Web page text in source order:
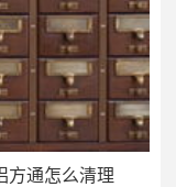
方通怎么清理